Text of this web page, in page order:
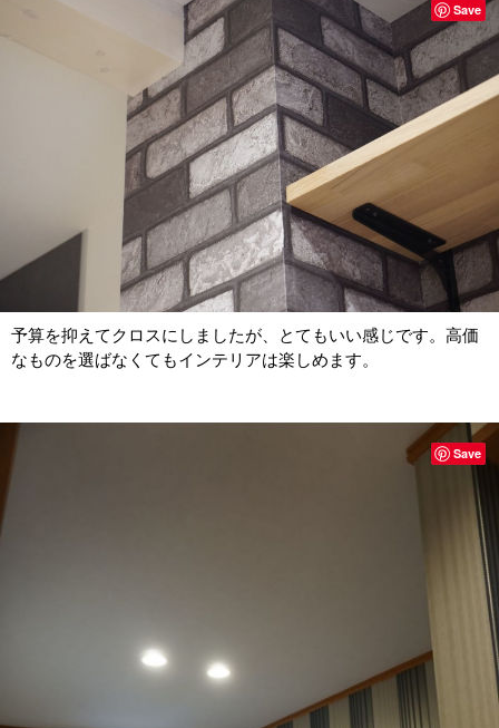
予算を抑えてクロスにしましたが、とてもいい感じです。高価
なものを選ばなくてもインテリアは楽しめます。
Save
Save